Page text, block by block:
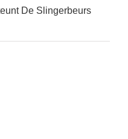
De Slingerbeurs